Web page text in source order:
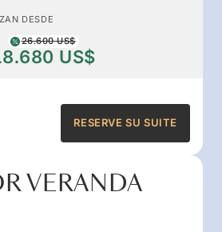
DESDE
26.600 US$
US$
RESERVE SU SUITE
VERANDA